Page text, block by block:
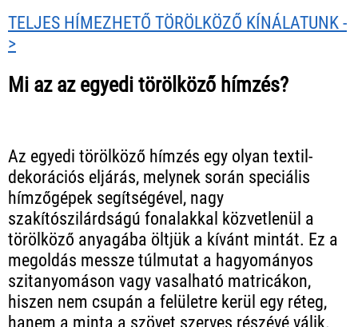
TELJES HÍMEZHETŐ TÖRÖLKÖZŐ KÍNÁLATUNK -
>
Mi az az egyedi törölköző hímzés?
Az egyedi törölköző hímzés egy olyan textil-
dekorációs eljárás, melynek során speciális
hímzőgépek segítségével, nagy
szakítószilárdságú fonalakkal közvetlenül a
törölköző anyagába öltjük a kívánt mintát. Ez a
megoldás messze túlmutat a hagyományos
szitanyomáson vagy vasalható matricákon,
hiszen nem csupán a felületre kerül egy réteg,
hanem a minta a szövet szerves részévé válik.